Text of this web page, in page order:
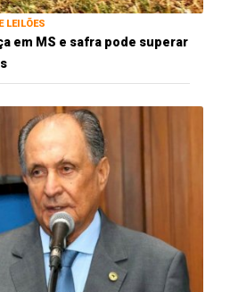
LEILÕES
em MS e safra pode superar